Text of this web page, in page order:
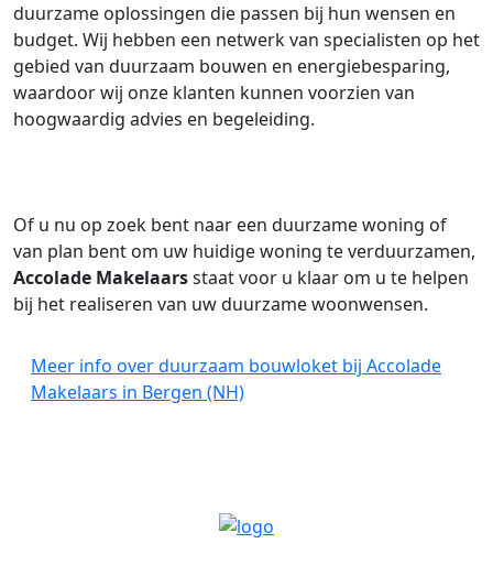
duurzame oplossingen die passen bij hun wensen en
budget. Wij hebben een netwerk van specialisten op het
gebied van duurzaam bouwen en energiebesparing,
waardoor wij onze klanten kunnen voorzien van
hoogwaardig advies en begeleiding.
Of u nu op zoek bent naar een duurzame woning of
van plan bent om uw huidige woning te verduurzamen,
Accolade Makelaarsstaat voor u klaar om u te helpen
bij het realiseren van uw duurzame woonwensen.
Meer info over duurzaam bouwloket bij Accolade
Makelaars in Bergen (NH)